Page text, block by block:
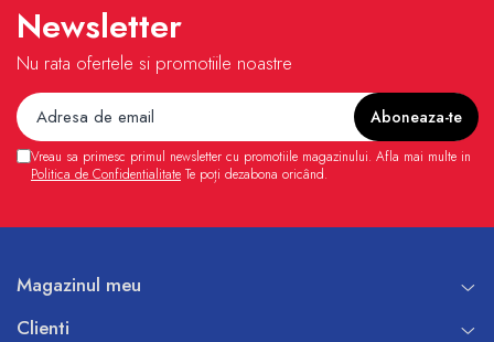
Newsletter
Nu rata ofertele si promotiile noastre
Vreau sa primesc primul newsletter cu promotiile magazinului. Afla mai multe in
Politica de Confidentialitate Te poți dezabona oricând.
Magazinul meu
Clienti